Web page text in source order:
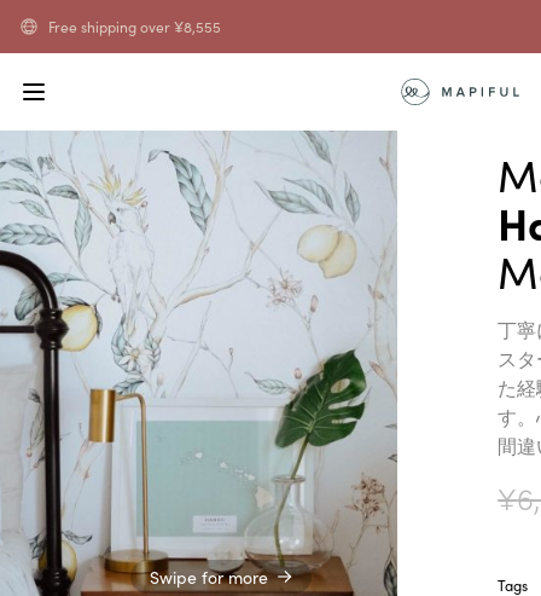
Free shipping over¥8,555
Swipe for more
丁
ス
た
す
間
¥
Tags